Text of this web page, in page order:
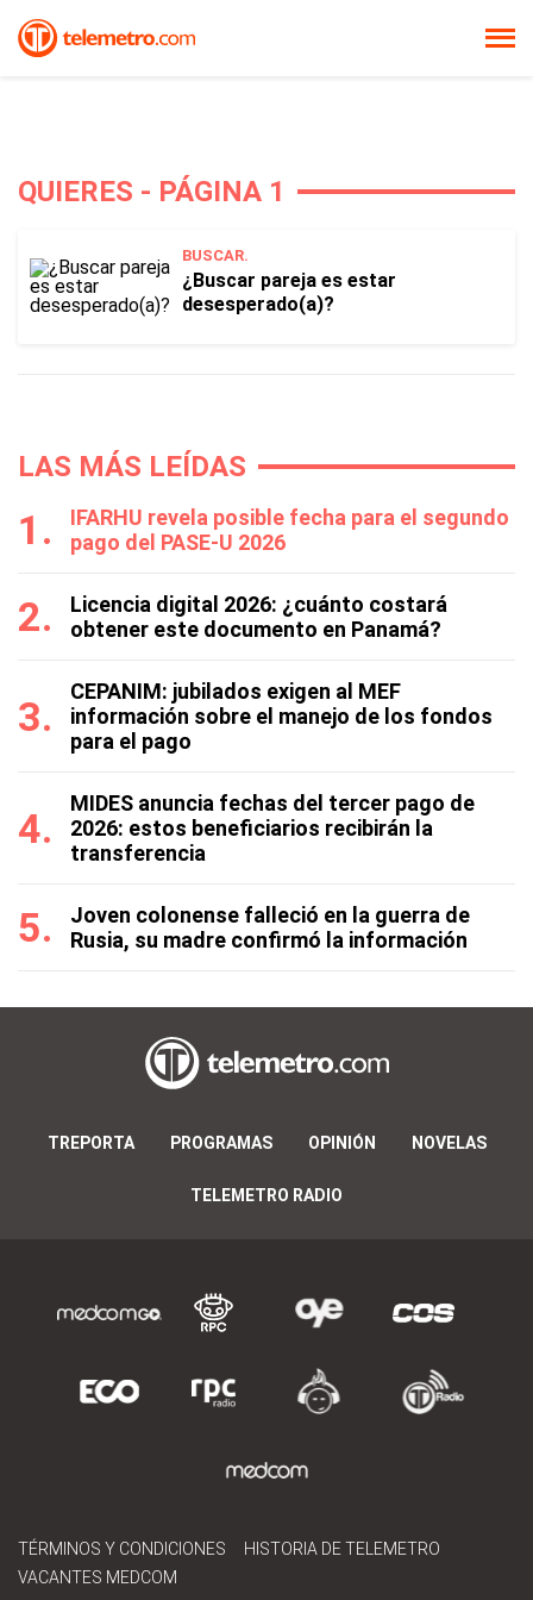
QUIERES - PÁGINA 1
BUSCAR.
¿Buscar pareja es estar
desesperado(a)?
LAS MÁS LEÍDAS
IFARHU revela posible fecha para el segundo
pago del PASE-U 2026
Licencia digital 2026: ¿cuánto costará
obtener este documento en Panamá?
CEPANIM: jubilados exigen al MEF
información sobre el manejo de los fondos
para el pago
MIDES anuncia fechas del tercer pago de
2026: estos beneficiarios recibirán la
transferencia
Joven colonense falleció en la guerra de
Rusia, su madre confirmó la información
TREPORTA PROGRAMAS OPINIÓN NOVELAS
TELEMETRO RADIO
TÉRMINOS Y CONDICIONES
HISTORIA DE TELEMETRO
VACANTES MEDCOM